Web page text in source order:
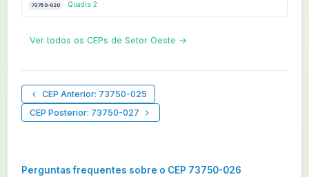
73750-020 Quadra 2
Ver todos os CEPs de Setor Oeste →
CEP Anterior: 73750-025
CEP Posterior: 73750-027
Perguntas frequentes sobre o CEP 73750-026